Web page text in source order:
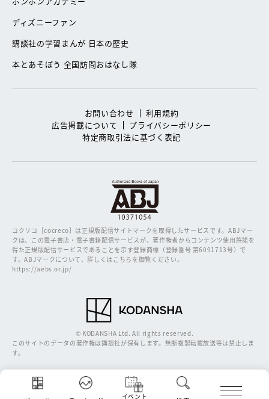
イベント
ディズニーファン
講談社の学習まんが 日本の歴史
本とあそぼう 全国訪問おはなし隊
お問い合わせ
利用規約
広告掲載について
プライバシーポリシー
特定商取引法に基づく表記
コクリコ［cocreco］は正規版配信サイトマークを取得したサービスです。ABJマー
クは、この電子書店・電子書籍配信サービスが、著作権者からコンテンツ使用許諾を
得た正規版配信サービスであることを示す登録商標（登録番号 第6091713号）で
す。ABJマークについて、詳しくはこちらを御覧ください。
https://aebs.or.jp/
© KODANSHA Ltd. All rights reserved.
このサイトのデータの著作権は講談社が保有します。無断複製転載放送等は禁止しま
す。